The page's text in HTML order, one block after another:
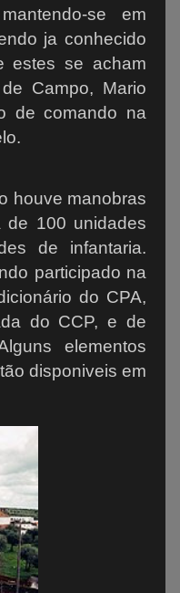
se em
ja conhecido
estes se acham
Campo, Mario
de comando na
houve manobras
de 100 unidades
de infantaria.
participado na
do CPA,
do CCP, e de
elementos
disponiveis em